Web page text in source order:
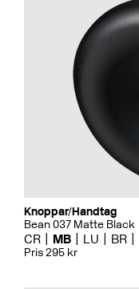
Knoppar/Handtag
Bean 037 Matte Black
CR MB LU BR
Pris 295 kr